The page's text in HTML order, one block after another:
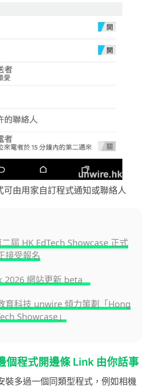
由用家自訂程式通知或聯絡人
屆 HK EdTech Showcase 正式
接受報名
2026 網站更新 beta
育科技 unwire 傾力策劃「Hong
Showcase」
個程式開邊條 Link 由你話事
裝多過一個同類型程式，例如相機